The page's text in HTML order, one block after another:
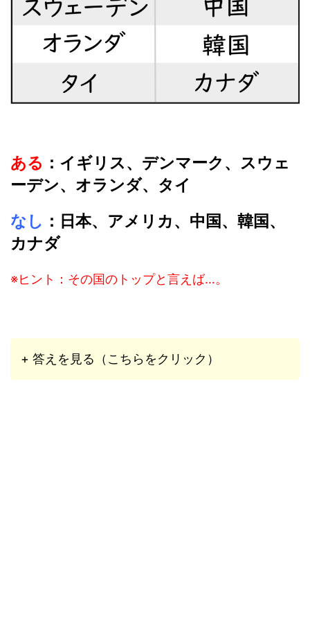
ある ：イギリス、デンマーク、スウェ
ーデン、オランダ、タイ
なし ：日本、アメリカ、中国、韓国、
カナダ
※ヒント：その国のトップと言えば…。
+ 答えを見る（こちらをクリック）